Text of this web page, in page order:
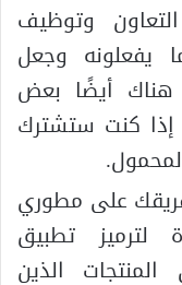
وتوظيف
يفعلونه وجعل
هناك أيضًا بعض
إذا كنت ستشترك
على مطوري
لترميز تطبيق
الذين